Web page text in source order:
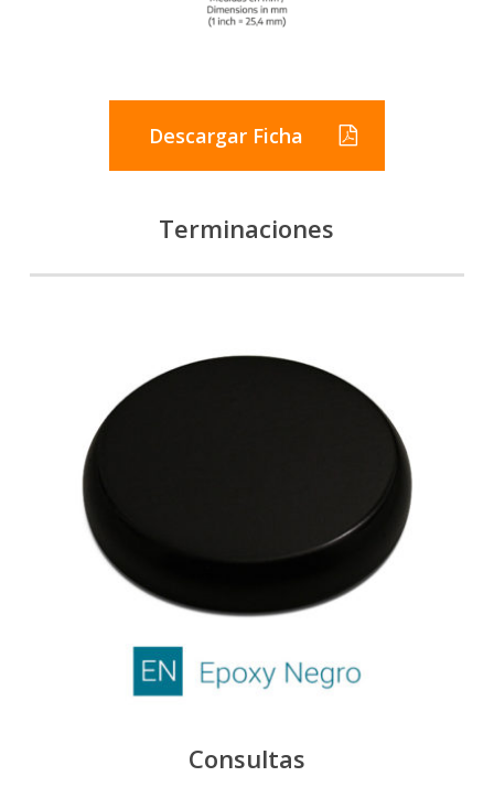
Descargar Ficha
Terminaciones
Consultas